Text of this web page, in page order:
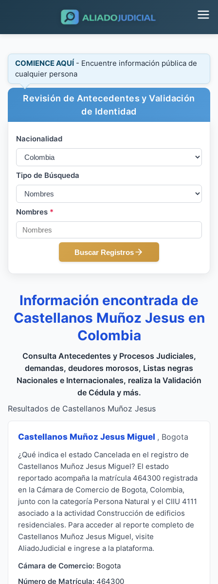
COMIENCE AQUÍ - Encuentre información pública de
cualquier persona
Revisión de Antecedentes y Validación
de Identidad
Nacionalidad
Tipo de Búsqueda
Nombres *
Buscar Registros
Información encontrada de
Castellanos Muñoz Jesus en
Colombia
Consulta Antecedentes y Procesos Judiciales,
demandas, deudores morosos, Listas negras
Nacionales e Internacionales, realiza la Validación
de Cédula y más.
Resultados de Castellanos Muñoz Jesus
Castellanos Muñoz Jesus Miguel , Bogota
¿Qué indica el estado Cancelada en el registro de
Castellanos Muñoz Jesus Miguel? El estado
reportado acompaña la matrícula 464300 registrada
en la Cámara de Comercio de Bogota, Colombia,
junto con la categoría Persona Natural y el CIIU 4111
asociado a la actividad Construcción de edificios
residenciales. Para acceder al reporte completo de
Castellanos Muñoz Jesus Miguel, visite
AliadoJudicial e ingrese a la plataforma.
Cámara de Comercio: Bogota
Número de Matrícula: 464300